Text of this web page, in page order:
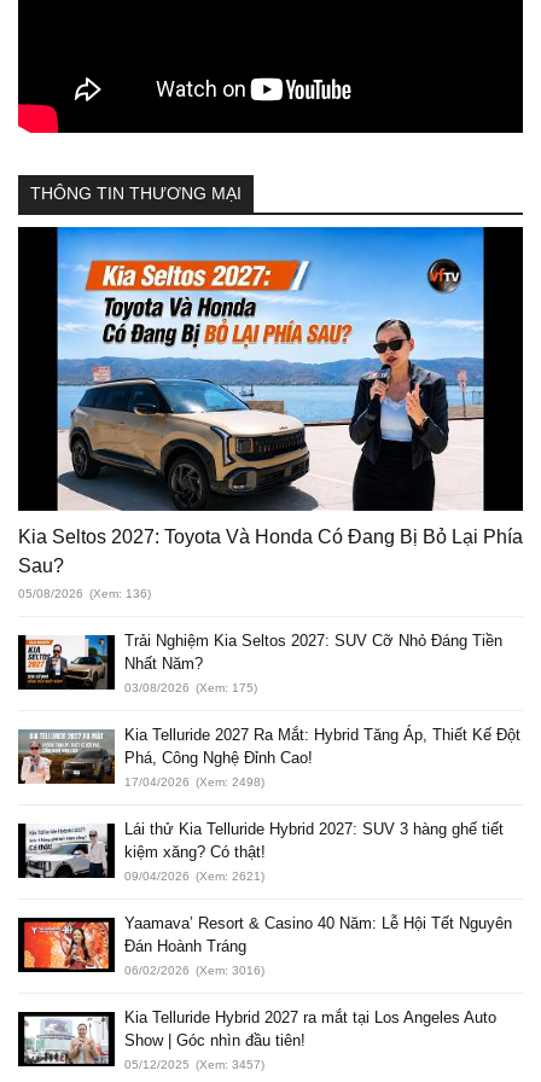
THÔNG TIN THƯƠNG MẠI
Kia Seltos 2027: Toyota Và Honda Có Đang Bị Bỏ Lại Phía
Sau?
05/08/2026 (Xem: 136)
Trải Nghiệm Kia Seltos 2027: SUV Cỡ Nhỏ Đáng Tiền
Nhất Năm?
03/08/2026 (Xem: 175)
Kia Telluride 2027 Ra Mắt: Hybrid Tăng Áp, Thiết Kế Đột
Phá, Công Nghệ Đỉnh Cao!
17/04/2026 (Xem: 2498)
Lái thử Kia Telluride Hybrid 2027: SUV 3 hàng ghế tiết
kiệm xăng? Có thật!
09/04/2026 (Xem: 2621)
Yaamava’ Resort & Casino 40 Năm: Lễ Hội Tết Nguyên
Đán Hoành Tráng
06/02/2026 (Xem: 3016)
Kia Telluride Hybrid 2027 ra mắt tại Los Angeles Auto
Show | Góc nhìn đầu tiên!
05/12/2025 (Xem: 3457)